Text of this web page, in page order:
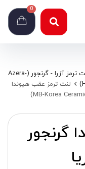
0
لنت ترمز آزرا - گرنجور (Azera-
لنت ترمز عقب هیوندا
گرنجور